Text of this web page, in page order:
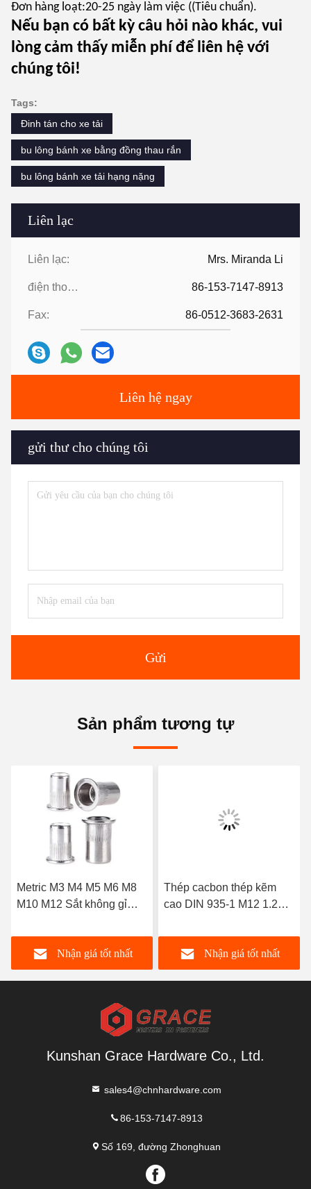
Liên lạc
Liên lạc: Mrs. Miranda Li
điện thoại: 86-153-7147-8913
Fax: 86-0512-3683-2631
Liên hệ ngay
gửi thư cho chúng tôi
Gửi
Đơn hàng loạt:20-25 ngày làm việc ((Tiêu chuẩn).
Nếu bạn có bất kỳ câu hỏi nào khác, vui
lòng cảm thấy miễn phí để liên hệ với
chúng tôi!
Tags:
Đinh tán cho xe tải
bu lông bánh xe bằng đồng thau rắn
bu lông bánh xe tải hạng nặng
Sản phẩm tương tự
Metric M3 M4 M5 M6 M8
M10 M12 Sắt không gỉ
Nhận giá tốt nhất
Thép cacbon thép kẽm
cao DIN 935-1 M12 1.25
Castle Nuts Hex Castle
Nut Crown NutNhận giá tốt nhất
Kunshan Grace Hardware Co., Ltd.
sales4@chnhardware.com
86-153-7147-8913
Số 169, đường Zhonghuan